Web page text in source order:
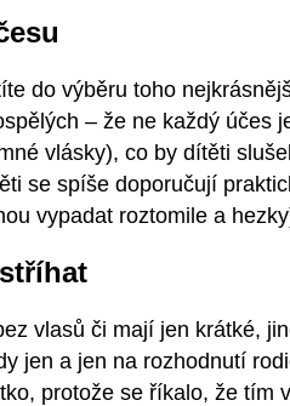
do výběru toho
– že ne každý účes
vlásky), co by dítěti
se spíše doporučují
vypadat roztomile a
vlasů či mají jen krátké,
jen a jen na rozhodnutí
protože se říkalo, že tím